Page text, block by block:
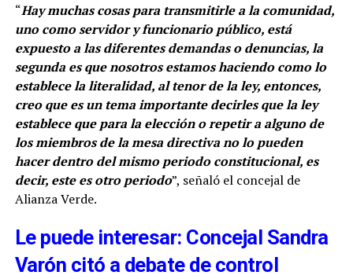
“Hay muchas cosas para transmitirle a la comunidad,
uno como servidor y funcionario público, está
expuesto a las diferentes demandas o denuncias, la
segunda es que nosotros estamos haciendo como lo
establece la literalidad, al tenor de la ley, entonces,
creo que es un tema importante decirles que la ley
establece que para la elección o repetir a alguno de
los miembros de la mesa directiva no lo pueden
hacer dentro del mismo periodo constitucional, es
decir, este es otro periodo”, señaló el concejal de
Alianza Verde.
Le puede interesar: Concejal Sandra
Varón citó a debate de control